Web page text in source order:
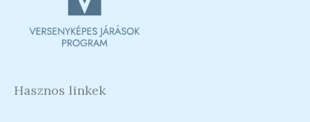
Hasznos linkek